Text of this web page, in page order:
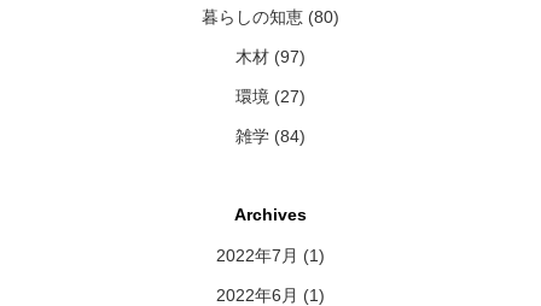
暮らしの知恵 (80)
木材 (97)
環境 (27)
雑学 (84)
Archives
2022年7月 (1)
2022年6月 (1)